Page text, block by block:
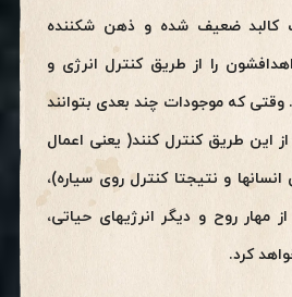
کالبد ضعیف شده و ذهن شکننده
را از طریق کنترل انرژی و
وقتی که موجودات چند بعدی بتوانند
این طریق کنترل کنند( یعنی اعمال
و نتیجتا کنترل روی سیاره)،
مهار روح و دیگر انرژیهای حیاتی،
کرد.